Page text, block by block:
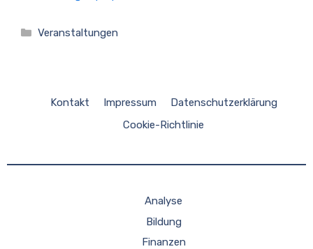
Kategorien
Veranstaltungen
Kontakt Impressum
Datenschutzerklärung
Cookie-Richtlinie
Analyse
Bildung
Finanzen